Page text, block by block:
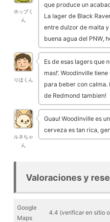
ホップく
ん
que produce un
La lager de Black
entre dulzor de malta
buena agua del PNW,
りほくん
Es de esas lagers que
mas!’. Woodinville
para beber con calma.
de Redmond tambien!
ルネちゃ
ん
Guau! Woodinville es
cerveza es tan rica,
Valoraciones y
Google
Maps
4.4 (verificar en sitio